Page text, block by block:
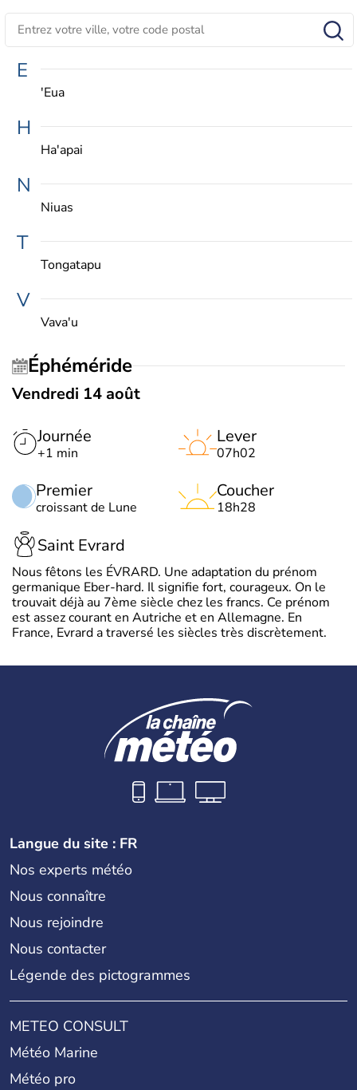
E
'Eua
H
Ha'apai
N
Niuas
T
Tongatapu
V
Vava'u
Éphéméride
Vendredi 14 août
Journée
+1 min
Premier
croissant de Lune
Lever
07h02
Coucher
18h28
Saint Evrard
Nous fêtons les ÉVRARD. Une adaptation du prénom
germanique Eber-hard. Il signifie fort, courageux. On le
trouvait déjà au 7ème siècle chez les francs. Ce prénom
est assez courant en Autriche et en Allemagne. En
France, Evrard a traversé les siècles très discrètement.
Langue du site : FR
Nos experts météo
Nous connaître
Nous rejoindre
Nous contacter
Légende des pictogrammes
METEO CONSULT
Météo Marine
Météo pro